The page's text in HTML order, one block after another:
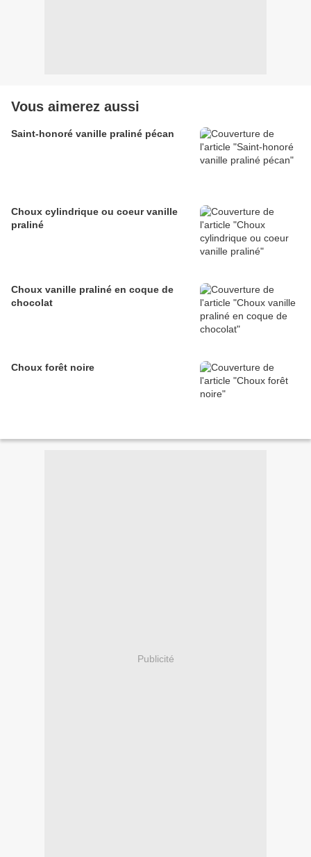
Vous aimerez aussi
Saint-honoré vanille praliné pécan
Choux cylindrique ou coeur vanille
praliné
Choux vanille praliné en coque de
chocolat
Choux forêt noire
Publicité